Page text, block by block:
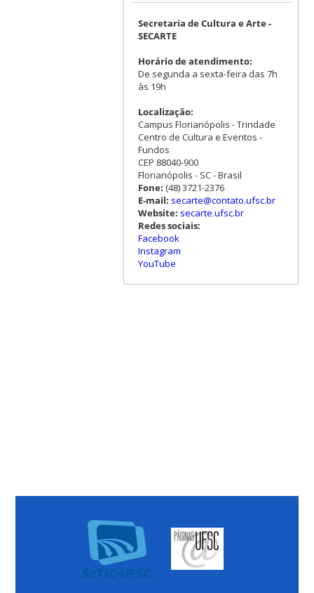
Secretaria de Cultura e Arte -
SECARTE
Horário de atendimento:
De segunda a sexta-feira das 7h
às 19h
Localização:
Campus Florianópolis - Trindade
Centro de Cultura e Eventos -
Fundos
CEP 88040-900
Florianópolis - SC - Brasil
Fone: (48) 3721-2376
E-mail: secarte@contato.ufsc.br
Website: secarte.ufsc.br
Redes sociais:
Facebook
Instagram
YouTube